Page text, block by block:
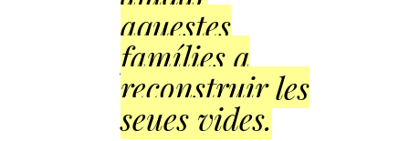
aquestes
famílies a
reconstruir les
seues vides.